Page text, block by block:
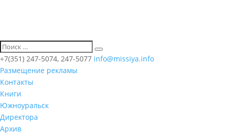
+7(351) 247-5074, 247-5077 info@missiya.info
Размещение рекламы
Контакты
Книги
Южноуральск
Директора
Архив